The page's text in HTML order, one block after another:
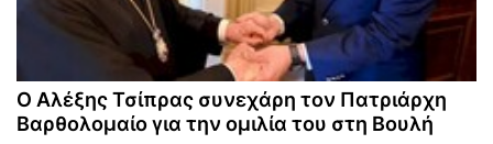
Ο Αλέξης Τσίπρας συνεχάρη τον Πατριάρχη
Βαρθολομαίο για την ομιλία του στη Βουλή